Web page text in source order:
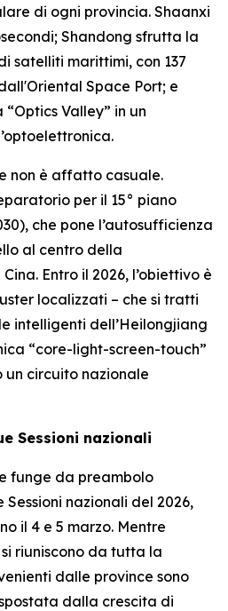
di ogni provincia. Shaanxi
Shandong sfrutta la
satelliti marittimi, con 137
Space Port; e
Valley” in un
non è affatto casuale.
per il 15° piano
che pone l’autosufficienza
al centro della
Entro il 2026, l’obiettivo è
localizzati – che si tratti
intelligenti dell’Heilongjiang
“core-light-screen-touch”
circuito nazionale
Sessioni nazionali
funge da preambolo
nazionali del 2026,
il 4 e 5 marzo. Mentre
riuniscono da tutta la
dalle province sono
dalla crescita di